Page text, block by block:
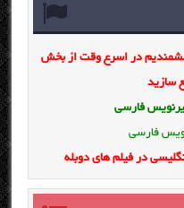
در اسرع وقت از بخش
سازید
فارسی
فارسی
در فیلم های دوبله